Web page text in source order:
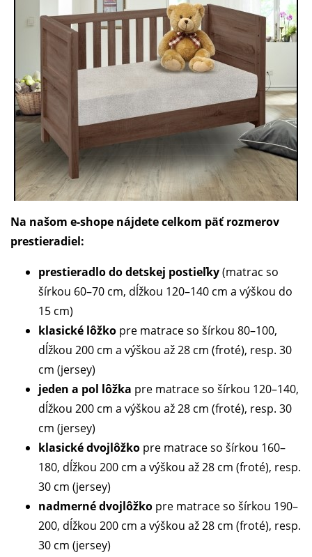
Na našom e-shope nájdete celkom päť rozmerov
prestieradiel:
prestieradlo do detskej postieľky(matrac so
šírkou 60–70 cm, dĺžkou 120–140 cm a výškou do
15 cm)
klasické lôžko pre matrace so šírkou 80–100,
dĺžkou 200 cm a výškou až 28 cm (froté), resp. 30
cm (jersey)
jeden a pol lôžka pre matrace so šírkou 120–140,
dĺžkou 200 cm a výškou až 28 cm (froté), resp. 30
cm (jersey)
klasické dvojlôžko pre matrace so šírkou 160–
180, dĺžkou 200 cm a výškou až 28 cm (froté), resp.
30 cm (jersey)
nadmerné dvojlôžko pre matrace so šírkou 190–
200, dĺžkou 200 cm a výškou až 28 cm (froté), resp.
30 cm (jersey)